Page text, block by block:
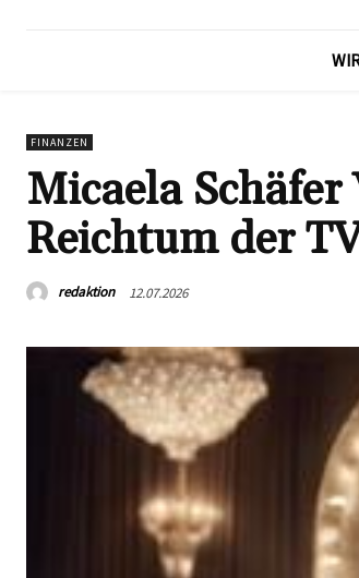
FINANZEN
Micaela
Reichtum der
redaktion 12.07.2026